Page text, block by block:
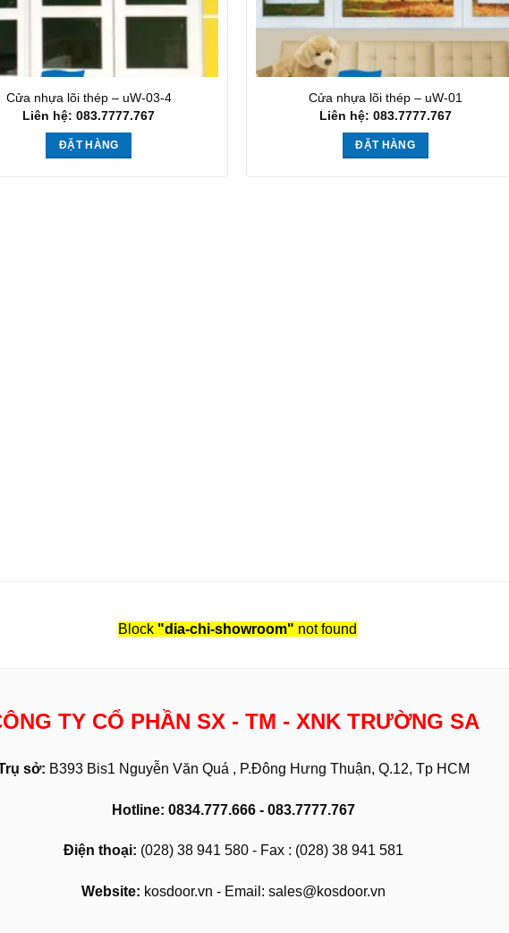
Cửa nhựa lõi thép – uW-03-4
Liên hệ: 083.7777.767
ĐẶT HÀNG
Cửa nhựa lõi thép – uW-01
Liên hệ: 083.7777.767
ĐẶT HÀNG
Block "dia-chi-showroom" not found
TY CỔ PHẦN SX - TM - XNK TRƯỜNG SA
sở: B393 Bis1 Nguyễn Văn Quá , P.Đông Hưng Thuận, Q.12, Tp HCM
Hotline: 0834.777.666 - 083.7777.767
Điện thoại: (028) 38 941 580 - Fax : (028) 38 941 581
Website: kosdoor.vn - Email: sales@kosdoor.vn